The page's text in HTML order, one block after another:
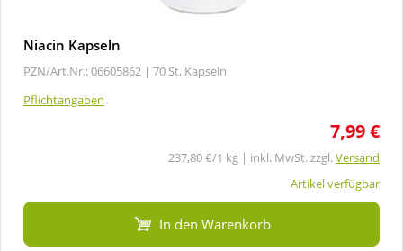
Niacin Kapseln
PZN/Art.Nr.: 06605862 | 70 St, Kapseln
Pflichtangaben
7,99 €
237,80 €/1 kg | inkl. MwSt. zzgl.Versand
Artikel verfügbar
In den Warenkorb